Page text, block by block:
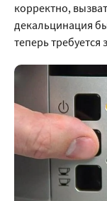
корректно,
декальцинация
теперь